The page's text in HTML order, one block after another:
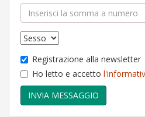
Registrazione alla newsletter
Ho letto e accetto